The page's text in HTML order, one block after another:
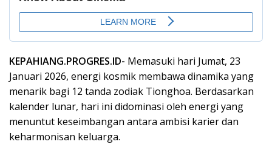
KEPAHIANG.PROGRES.ID- Memasuki hari Jumat, 23
Januari 2026, energi kosmik membawa dinamika yang
menarik bagi 12 tanda zodiak Tionghoa. Berdasarkan
kalender lunar, hari ini didominasi oleh energi yang
menuntut keseimbangan antara ambisi karier dan
keharmonisan keluarga.